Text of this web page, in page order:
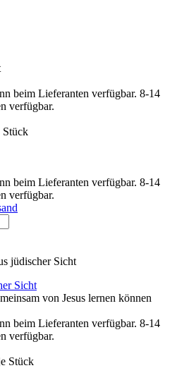
8-14
verfügbar.
Stück
8-14
verfügbar.
Sicht
von Jesus lernen können
8-14
verfügbar.
Stück